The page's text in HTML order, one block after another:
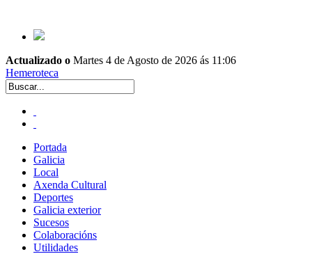
Actualizado o Martes 4 de Agosto de 2026 ás 11:06
Hemeroteca
Portada
Galicia
Local
Axenda Cultural
Deportes
Galicia exterior
Sucesos
Colaboracións
Utilidades